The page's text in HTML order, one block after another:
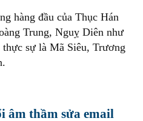
hàng đầu của Thục Hán
Trung, Nguỵ Diên như
sự là Mã Siêu, Trương
âm thầm sửa email